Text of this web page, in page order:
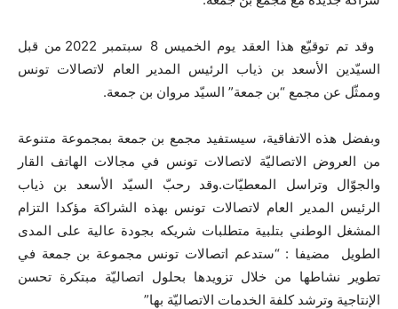
وقد تم توقيّع هذا العقد يوم الخميس 8 سبتمبر 2022 من قبل
السيّدين الأسعد بن ذياب الرئيس المدير العام لاتصالات تونس
وممثّل عن مجمع “بن جمعة” السيّد مروان بن جمعة.
وبفضل هذه الاتفاقية، سيستفيد مجمع بن جمعة بمجموعة متنوعة
من العروض الاتصاليّة لاتصالات تونس في مجالات الهاتف القار
والجوّال وتراسل المعطيّات.وقد رحبّ السيّد الأسعد بن ذياب
الرئيس المدير العام لاتصالات تونس بهذه الشراكة مؤكدا التزام
المشغل الوطني بتلبية متطلبات شريكه بجودة عالية على المدى
الطويل مضيفا : “ستدعم اتصالات تونس مجموعة بن جمعة في
تطوير نشاطها من خلال تزويدها بحلول اتصاليّة مبتكرة تحسن
الإنتاجية وترشد كلفة الخدمات الاتصاليّة بها”